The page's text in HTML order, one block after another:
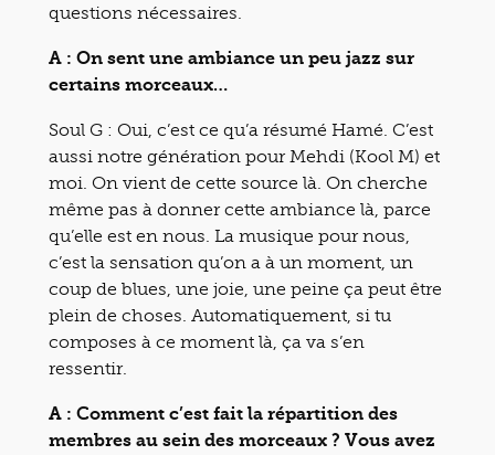
questions nécessaires.
A : On sent une ambiance un peu jazz sur
certains morceaux…
Soul G : Oui, c’est ce qu’a résumé Hamé. C’est
aussi notre génération pour Mehdi (Kool M) et
moi. On vient de cette source là. On cherche
même pas à donner cette ambiance là, parce
qu’elle est en nous. La musique pour nous,
c’est la sensation qu’on a à un moment, un
coup de blues, une joie, une peine ça peut être
plein de choses. Automatiquement, si tu
composes à ce moment là, ça va s’en
ressentir.
A : Comment c’est fait la répartition des
membres au sein des morceaux ? Vous avez